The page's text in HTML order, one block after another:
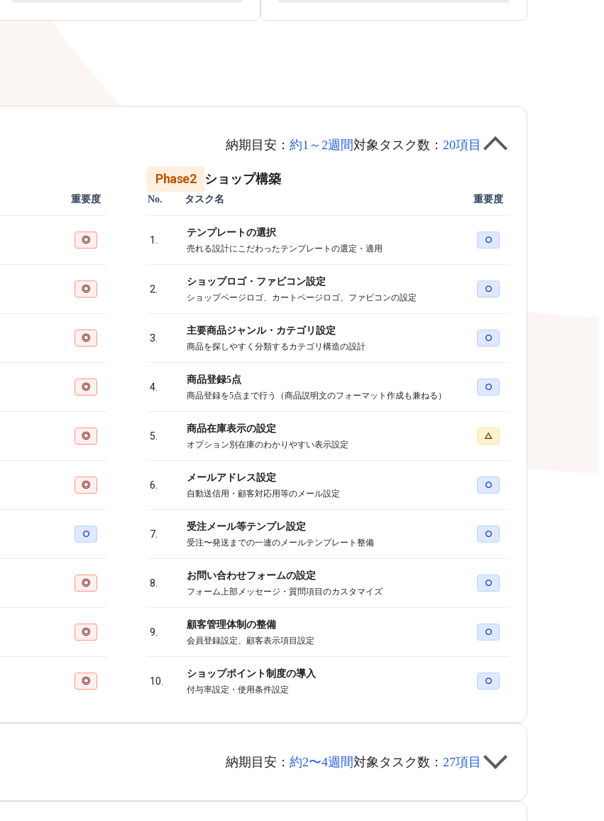
納期目安： 約1～2週間対象タスク数： 20項目
重要度
◎
◎
◎
◎
◎
◎
○
◎
◎
◎
Phase2 ショップ構築
No. タスク名 重要度
1.
テンプレートの選択
売れる設計にこだわったテンプレートの選定・適用
○
2.
ショップロゴ・ファビコン設定
ショップページロゴ、カートページロゴ、ファビコンの設定
○
3.
主要商品ジャンル・カテゴリ設定
商品を探しやすく分類するカテゴリ構造の設計
○
4.
商品登録5点
商品登録を5点まで行う（商品説明文のフォーマット作成も兼ねる）
○
5.
商品在庫表示の設定
オプション別在庫のわかりやすい表示設定
△
6.
メールアドレス設定
自動送信用・顧客対応用等のメール設定
○
7.
受注メール等テンプレ設定
受注〜発送までの一連のメールテンプレート整備
○
8.
お問い合わせフォームの設定
フォーム上部メッセージ・質問項目のカスタマイズ
○
9.
顧客管理体制の整備
会員登録設定、顧客表示項目設定
○
10.
ショップポイント制度の導入
付与率設定・使用条件設定
○
納期目安： 約2〜4週間対象タスク数： 27項目